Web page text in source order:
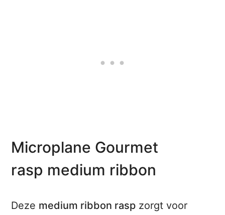
Microplane Gourmet
rasp medium ribbon
Deze medium ribbon rasp zorgt voor